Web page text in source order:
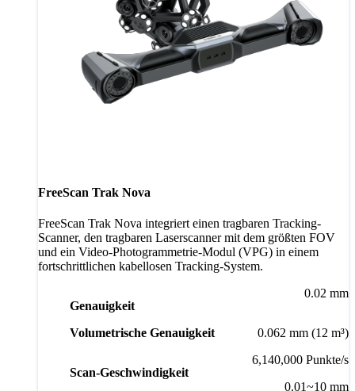
FreeScan Trak Nova
FreeScan Trak Nova integriert einen tragbaren Tracking-
Scanner, den tragbaren Laserscanner mit dem größten FOV
und ein Video-Photogrammetrie-Modul (VPG) in einem
fortschrittlichen kabellosen Tracking-System.
Genauigkeit
0.02 mm
Volumetrische Genauigkeit 0.062 mm (12 m³)
Scan-Geschwindigkeit
6,140,000 Punkte/s
0.01~10 mm